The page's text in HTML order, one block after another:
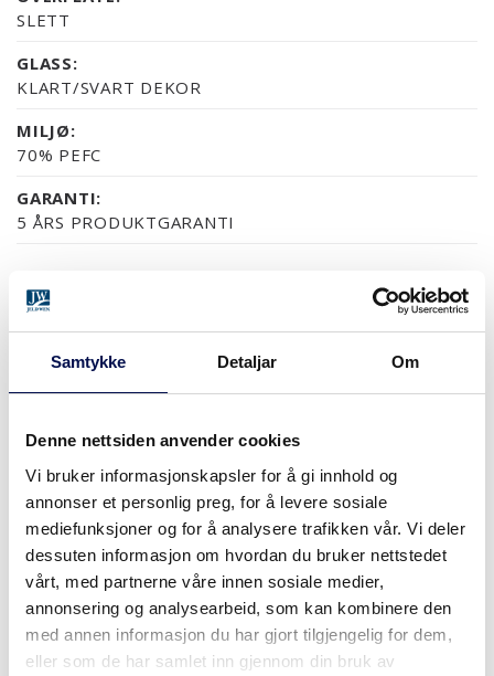
Samtykke Detaljar Om
Denne nettsiden anvender cookies
Vi bruker informasjonskapsler for å gi innhold og
annonser et personlig preg, for å levere sosiale
mediefunksjoner og for å analysere trafikken vår. Vi deler
dessuten informasjon om hvordan du bruker nettstedet
vårt, med partnerne våre innen sosiale medier,
annonsering og analysearbeid, som kan kombinere den
med annen informasjon du har gjort tilgjengelig for dem,
eller som de har samlet inn gjennom din bruk av
SLETT
GLASS:
KLART/SVART DEKOR
MILJØ:
70% PEFC
GARANTI:
5 ÅRS PRODUKTGARANTI
NESTEN ALLE NCS S OG RAL FARGER
EIK UBEHANDLET
EIK VALNØTT UBEHANDLET
VALNØTT
MER
STØRRELSER
HVOR KAN MAN KJØPE